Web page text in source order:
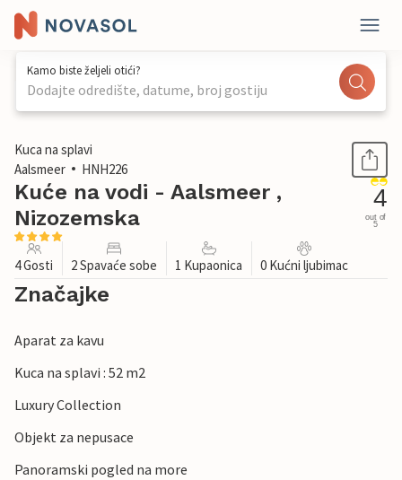
Kamo biste željeli otići?
Dodajte odredište, datume, broj gostiju
1 / 19
Kuca na splavi
Aalsmeer
HNH226
Kuće na vodi - Aalsmeer ,
Nizozemska
4
out of
5
4 Gosti 2 Spavaće sobe 1 Kupaonica 0 Kućni ljubimac
Značajke
Aparat za kavu
Kuca na splavi : 52 m2
Luxury Collection
Objekt za nepusace
Panoramski pogled na more